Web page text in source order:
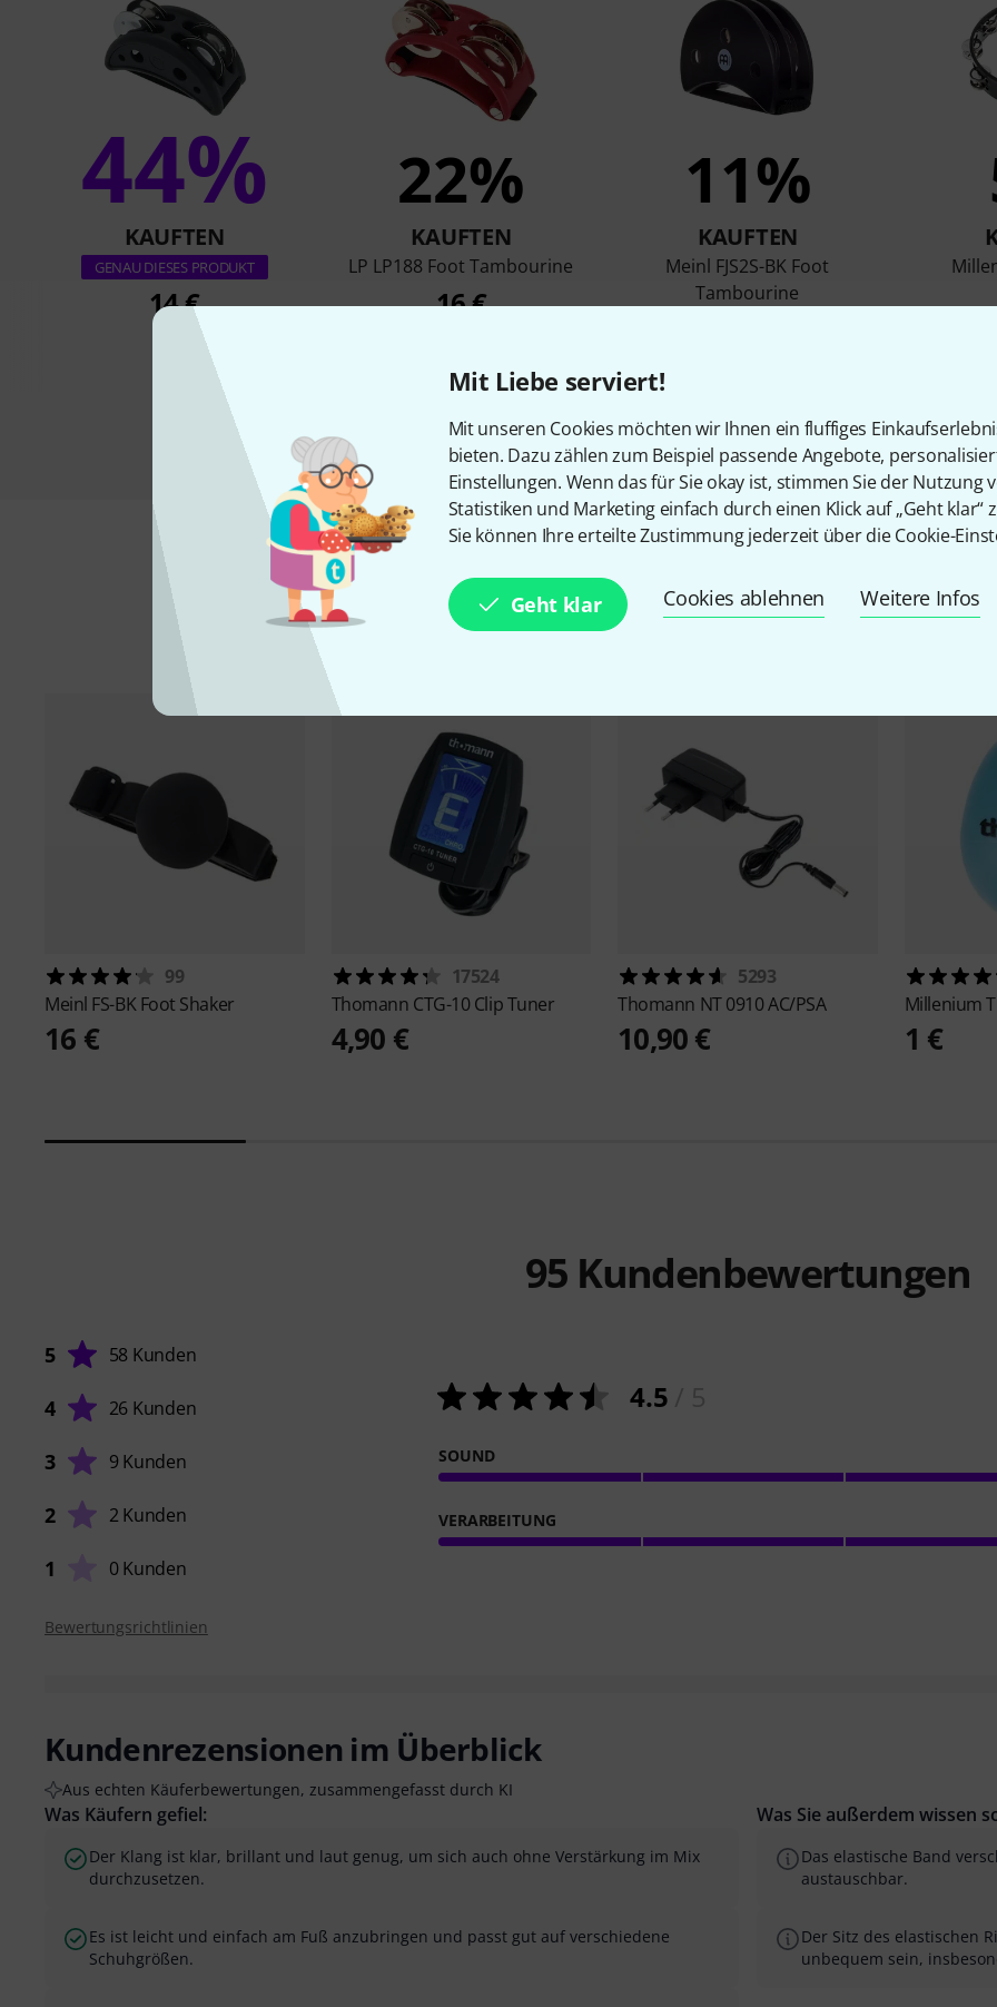
Mit Liebe serviert!
Mit unseren Cookies möchten wir Ihnen ein fluffiges
bieten. Dazu zählen zum Beispiel passende Angebote,
Einstellungen. Wenn das für Sie okay ist, stimmen Sie der Nutzung
Statistiken und Marketing einfach durch einen Klick auf „Geht klar“
Sie können Ihre erteilte Zustimmung jederzeit über die Cookie-
Geht klar Cookies ablehnen Weitere Infos
44%
KAUFTEN
GENAU DIESES PRODUKT
14 €
22%
KAUFTEN
LP LP188 Foot Tambourine
16 €
11%
KAUFTEN
Meinl FJS2S-BK Foot
Tambourine
Vergleichen
Zubehör & passende Artikel
99
Meinl FS-BK Foot Shaker
16 €
17524
Thomann CTG-10 Clip Tuner
4,90 €
5293
Thomann NT 0910 AC/PSA
10,90 €
Millenium
1 €
95 Kundenbewertungen
5 58 Kunden
4 26 Kunden
3 9 Kunden
2 2 Kunden
1 0 Kunden
4.5
SOUND
VERARBEITUNG
Bewertungsrichtlinien
Kundenrezensionen im Überblick
Aus echten Käuferbewertungen, zusammengefasst durch KI
Was Käufern gefiel:
Der Klang ist klar, brillant und laut genug, um sich auch ohne Verstärkung im Mix
durchzusetzen.
Es ist leicht und einfach am Fuß anzubringen und passt gut auf verschiedene
Schuhgrößen.
Was Sie außerdem wissen
Das elastische Band
austauschbar.
Der Sitz des elastischen
unbequem sein,